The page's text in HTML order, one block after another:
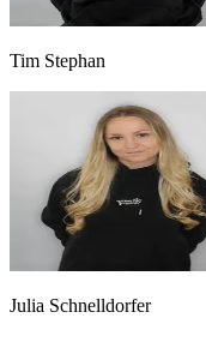
Tim Stephan
Julia Schnelldorfer